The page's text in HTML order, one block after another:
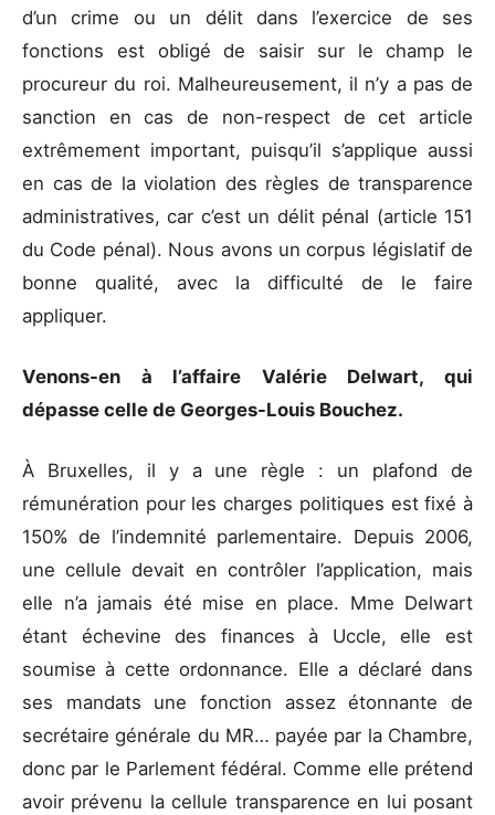
d’un crime ou un délit dans l’exercice de ses
fonctions est obligé de saisir sur le champ le
procureur du roi. Malheureusement, il n’y a pas de
sanction en cas de non-respect de cet article
extrêmement important, puisqu’il s’applique aussi
en cas de la violation des règles de transparence
administratives, car c’est un délit pénal (article 151
du Code pénal). Nous avons un corpus législatif de
bonne qualité, avec la difficulté de le faire
appliquer.
Venons-en à l’affaire Valérie Delwart, qui
dépasse celle de Georges-Louis Bouchez.
À Bruxelles, il y a une règle : un plafond de
rémunération pour les charges politiques est fixé à
150% de l’indemnité parlementaire. Depuis 2006,
une cellule devait en contrôler l’application, mais
elle n’a jamais été mise en place. Mme Delwart
étant échevine des finances à Uccle, elle est
soumise à cette ordonnance. Elle a déclaré dans
ses mandats une fonction assez étonnante de
secrétaire générale du MR… payée par la Chambre,
donc par le Parlement fédéral. Comme elle prétend
avoir prévenu la cellule transparence en lui posant